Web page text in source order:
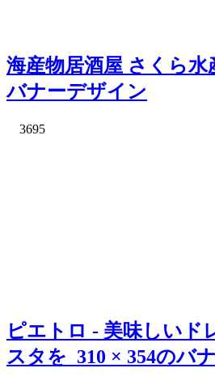
海産物居酒屋 さくら水
バナーデザイン
3695
ピエトロ - 美味しいド
スタを_310 × 354のバ